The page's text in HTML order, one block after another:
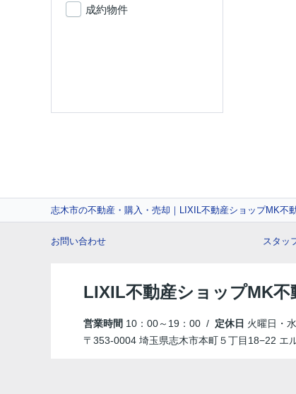
成約物件
志木市の不動産・購入・売却｜LIXIL不動産ショップMK不
お問い合わせ スタッ
LIXIL不動産ショップMK不
営業時間 10：00～19：00 / 定休日 火曜日・
〒353-0004 埼玉県志木市本町５丁目18−22 エ